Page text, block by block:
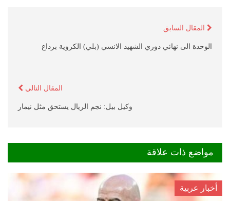
المقال السابق
الوحدة الى نهائي دوري الشهيد الانسي (بلي) الكروية برداع
المقال التالي
وكيل بيل: نجم الريال يستحق مثل نيمار
مواضع ذات علاقة
أخبار عربية